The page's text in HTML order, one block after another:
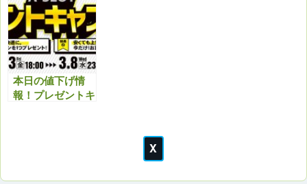
せてどうぞ！！
本日の値下げ情
報！プレゼントキ